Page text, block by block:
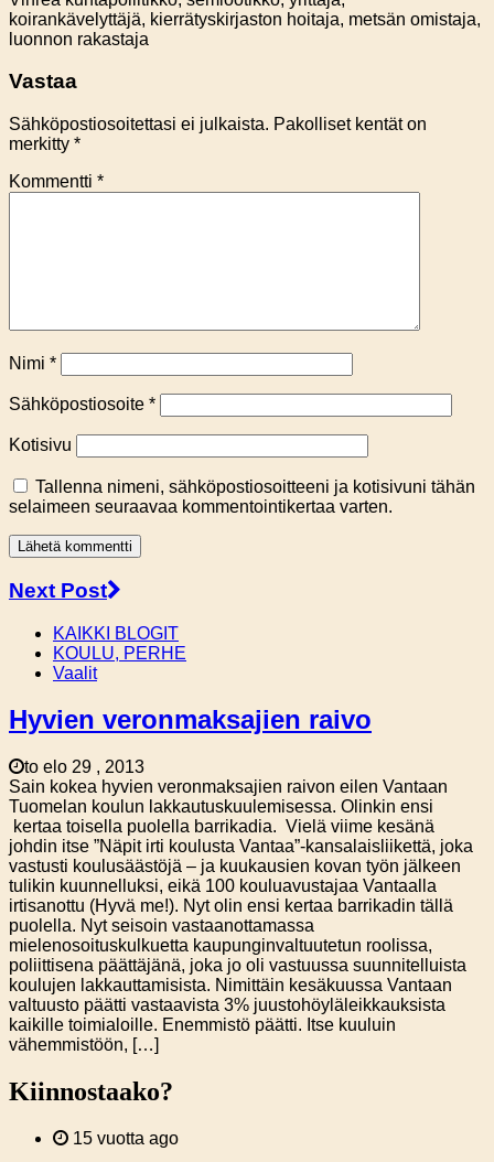
koirankävelyttäjä, kierrätyskirjaston hoitaja, metsän omistaja,
luonnon rakastaja
Vastaa
Sähköpostiosoitettasi ei julkaista. Pakolliset kentät on
merkitty *
Kommentti *
Nimi *
Sähköpostiosoite *
Kotisivu
Tallenna nimeni, sähköpostiosoitteeni ja kotisivuni tähän
selaimeen seuraavaa kommentointikertaa varten.
Next Post
KAIKKI BLOGIT
KOULU, PERHE
Vaalit
Hyvien veronmaksajien raivo
to elo 29 , 2013
Sain kokea hyvien veronmaksajien raivon eilen Vantaan
Tuomelan koulun lakkautuskuulemisessa. Olinkin ensi
kertaa toisella puolella barrikadia. Vielä viime kesänä
johdin itse ”Näpit irti koulusta Vantaa”-kansalaisliikettä, joka
vastusti koulusäästöjä – ja kuukausien kovan työn jälkeen
tulikin kuunnelluksi, eikä 100 kouluavustajaa Vantaalla
irtisanottu (Hyvä me!). Nyt olin ensi kertaa barrikadin tällä
puolella. Nyt seisoin vastaanottamassa
mielenosoituskulkuetta kaupunginvaltuutetun roolissa,
poliittisena päättäjänä, joka jo oli vastuussa suunnitelluista
koulujen lakkauttamisista. Nimittäin kesäkuussa Vantaan
valtuusto päätti vastaavista 3% juustohöyläleikkauksista
kaikille toimialoille. Enemmistö päätti. Itse kuuluin
vähemmistöön, […]
Kiinnostaako?
15 vuotta ago